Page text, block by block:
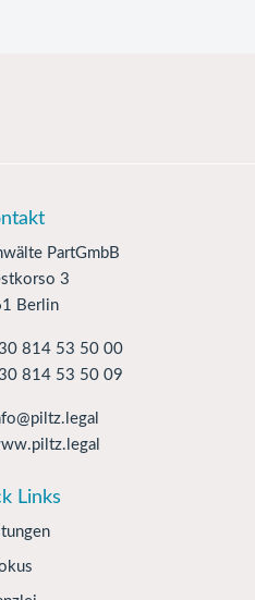
PartGmbB
3
Berlin
814 53 50 00
814 53 50 09
Links